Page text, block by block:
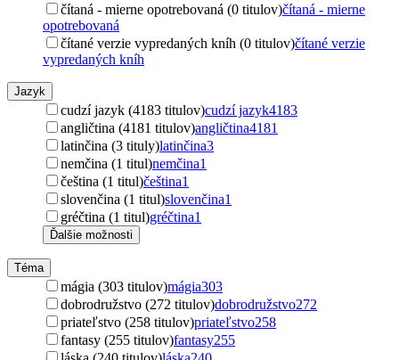
čítaná - mierne opotrebovaná (0 titulov)čítaná - mierne
opotrebovaná
čítané verzie vypredaných kníh (0 titulov)čítané verzie
vypredaných kníh
Jazyk
cudzí jazyk (4183 titulov)cudzí jazyk4183
angličtina (4181 titulov)angličtina4181
latinčina (3 tituly)latinčina3
nemčina (1 titul)nemčina1
čeština (1 titul)čeština1
slovenčina (1 titul)slovenčina1
gréčtina (1 titul)gréčtina1
Ďalšie možnosti
Téma
mágia (303 titulov)mágia303
dobrodružstvo (272 titulov)dobrodružstvo272
priateľstvo (258 titulov)priateľstvo258
fantasy (255 titulov)fantasy255